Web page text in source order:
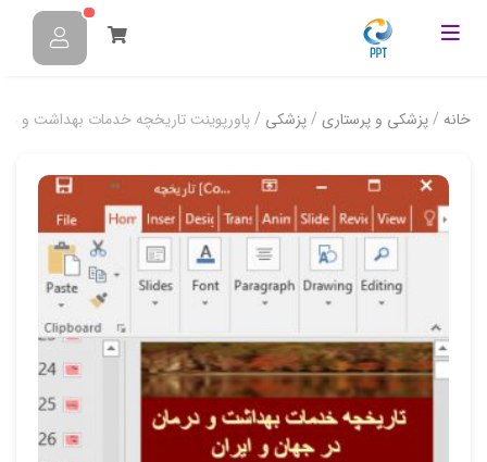
خانه /پزشکی و پرستاری /پزشکی / پاورپوینت تاریخچه خدمات بهداشت و